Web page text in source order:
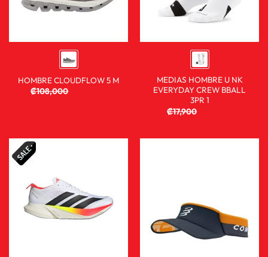
HOMBRE CLOUDFLOW 5 M
₡108,000
MEDIAS HOMBRE U NK
EVERYDAY CREW BBALL
3PR 1
₡17,900